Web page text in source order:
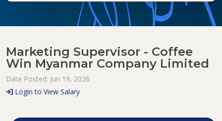
Marketing Supervisor - Coffee
Win Myanmar Company Limited
Date Posted: Jun 19, 2026
Login to View Salary